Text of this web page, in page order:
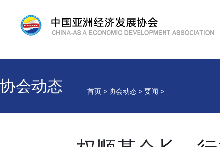
协会动态 首页 > 协会动态 > 要闻 >